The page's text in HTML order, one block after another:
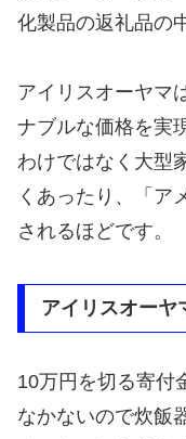
化製品の返礼品の
アイリスオーヤマ
ナブルな価格を実
わけではなく大型
くあったり、「ア
されるほどです。
アイリスオーヤ
10万円を切る寄付
なかないので炊飯